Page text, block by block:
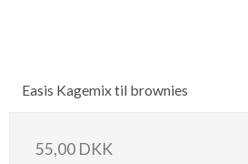
Easis Kagemix til brownies
55,00 DKK